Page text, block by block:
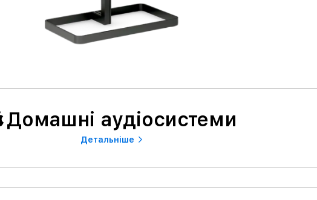
Домашні аудіосистеми
Детальнiше